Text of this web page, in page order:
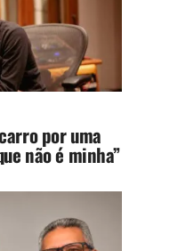
por uma
não é minha”